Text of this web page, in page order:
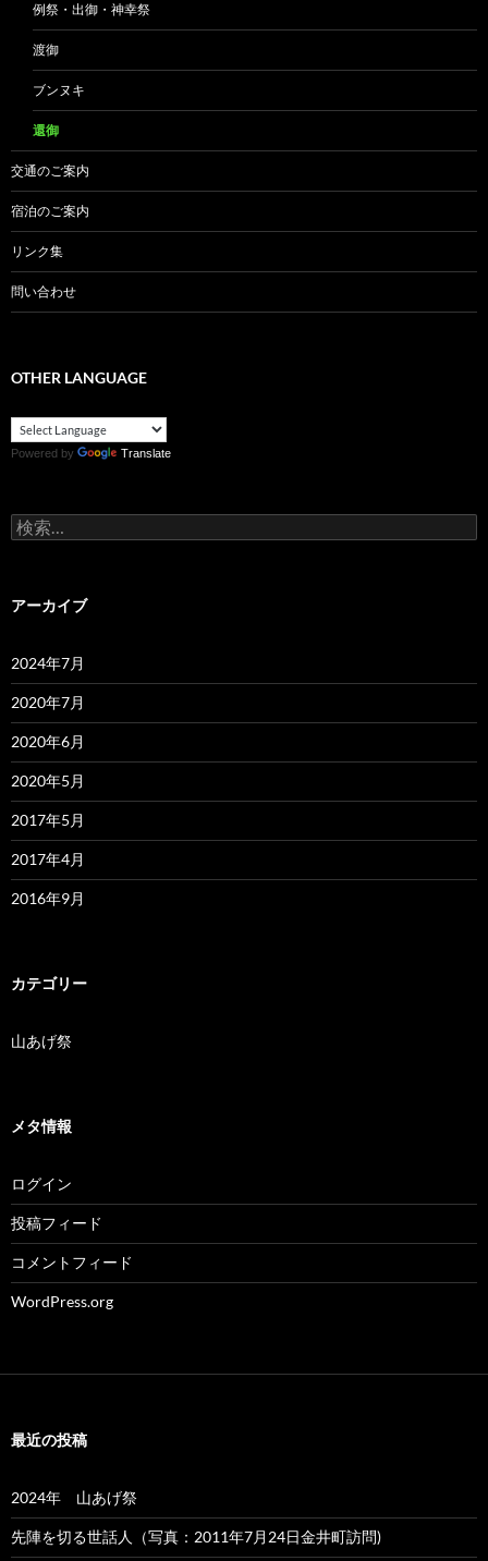
例祭・出御・神幸祭
渡御
ブンヌキ
還御
交通のご案内
宿泊のご案内
リンク集
問い合わせ
OTHER LANGUAGE
Powered by Translate
検
索:
アーカイブ
2024年7月
2020年7月
2020年6月
2020年5月
2017年5月
2017年4月
2016年9月
カテゴリー
山あげ祭
メタ情報
ログイン
投稿フィード
コメントフィード
WordPress.org
最近の投稿
2024年 山あげ祭
先陣を切る世話人（写真：2011年7月24日金井町訪問)